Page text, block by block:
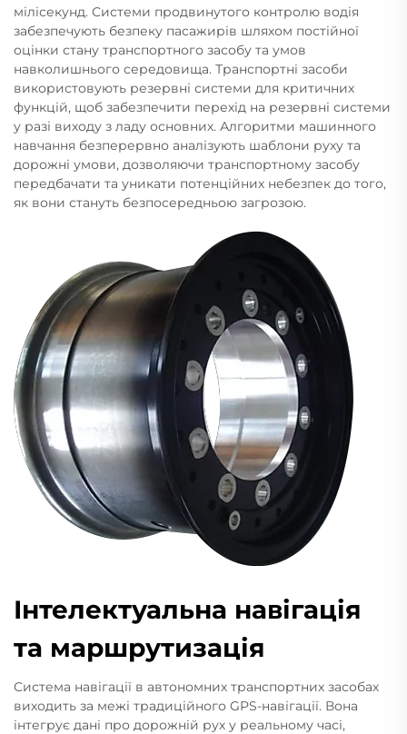
мілісекунд. Системи продвинутого контролю водія
забезпечують безпеку пасажирів шляхом постійної
оцінки стану транспортного засобу та умов
навколишнього середовища. Транспортні засоби
використовують резервні системи для критичних
функцій, щоб забезпечити перехід на резервні системи
у разі виходу з ладу основних. Алгоритми машинного
навчання безперервно аналізують шаблони руху та
дорожні умови, дозволяючи транспортному засобу
передбачати та уникати потенційних небезпек до того,
як вони стануть безпосередньою загрозою.
Інтелектуальна навігація
та маршрутизація
Система навігації в автономних транспортних засобах
виходить за межі традиційного GPS-навігації. Вона
інтегрує дані про дорожній рух у реальному часі,